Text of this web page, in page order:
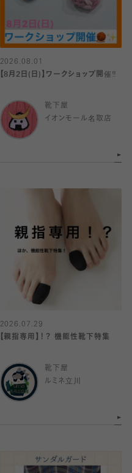
2026.08.01
【8月2日(日)】ワークショップ開催‼️
靴下屋
イオンモール名取店
2026.07.29
【親指専用】！？ 機能性靴下特集
靴下屋
ルミネ立川